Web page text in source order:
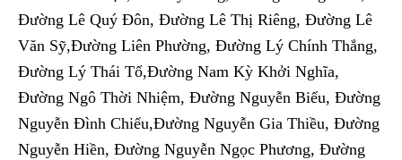
Đường Lê Quý Đôn, Đường Lê Thị Riêng, Đường Lê
Văn Sỹ,Đường Liên Phường, Đường Lý Chính Thắng,
Đường Lý Thái Tổ,Đường Nam Kỳ Khởi Nghĩa,
Đường Ngô Thời Nhiệm, Đường Nguyễn Biểu, Đường
Nguyễn Đình Chiểu,Đường Nguyễn Gia Thiều, Đường
Nguyễn Hiền, Đường Nguyễn Ngọc Phương, Đường